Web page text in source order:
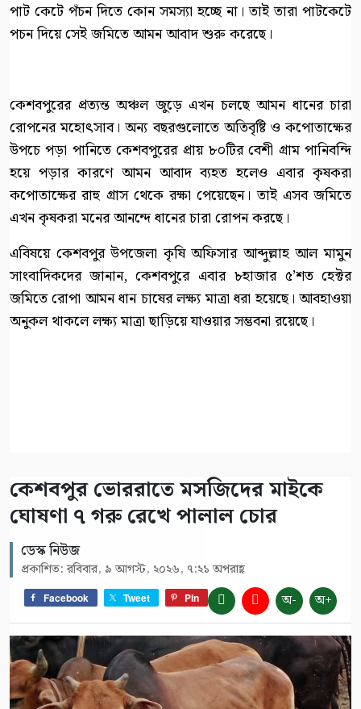
পাট কেটে পঁচন দিতে কোন সমস্যা হচ্ছে না। তাই তারা পাটকেটে
পচন দিয়ে সেই জমিতে আমন আবাদ শুরু করেছে।
কেশবপুরের প্রত্যন্ত অঞ্চল জুড়ে এখন চলছে আমন ধানের চারা
রোপনের মহোৎসাব। অন্য বছরগুলোতে অতিবৃষ্টি ও কপোতাক্ষের
উপচে পড়া পানিতে কেশবপুরের প্রায় ৮০টির বেশী গ্রাম পানিবন্দি
হয়ে পড়ার কারণে আমন আবাদ ব্যহত হলেও এবার কৃষকরা
কপোতাক্ষের রাহু গ্রাস থেকে রক্ষা পেয়েছেন। তাই এসব জমিতে
এখন কৃষকরা মনের আনন্দে ধানের চারা রোপন করছে।
এবিষয়ে কেশবপুর উপজেলা কৃষি অফিসার আব্দুল্লাহ আল মামুন
সাংবাদিকদের জানান, কেশবপুরে এবার ৮হাজার ৫’শত হেক্টর
জমিতে রোপা আমন ধান চাষের লক্ষ্য মাত্রা ধরা হয়েছে। আবহাওয়া
অনুকল থাকলে লক্ষ্য মাত্রা ছাড়িয়ে যাওয়ার সম্ভবনা রয়েছে।
কেশবপুর ভোররাতে মসজিদের মাইকে
ঘোষণা ৭ গরু রেখে পালাল চোর
ডেস্ক নিউজ
প্রকাশিত: রবিবার, ৯ আগস্ট, ২০২৬, ৭:২১ অপরাহ্ণ
Facebook Tweet Pin অ- অ+